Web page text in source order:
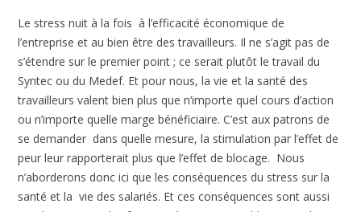
Le stress nuit à la fois à l’efficacité économique de
l’entreprise et au bien être des travailleurs. Il ne s’agit pas de
s’étendre sur le premier point ; ce serait plutôt le travail du
Syntec ou du Medef. Et pour nous, la vie et la santé des
travailleurs valent bien plus que n’importe quel cours d’action
ou n’importe quelle marge bénéficiaire. C’est aux patrons de
se demander dans quelle mesure, la stimulation par l’effet de
peur leur rapporterait plus que l’effet de blocage. Nous
n’aborderons donc ici que les conséquences du stress sur la
santé et la vie des salariés. Et ces conséquences sont aussi